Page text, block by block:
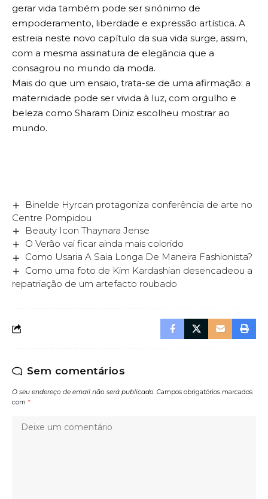
gerar vida também pode ser sinónimo de
empoderamento, liberdade e expressão artística. A
estreia neste novo capítulo da sua vida surge, assim,
com a mesma assinatura de elegância que a
consagrou no mundo da moda.
Mais do que um ensaio, trata-se de uma afirmação: a
maternidade pode ser vivida à luz, com orgulho e
beleza como Sharam Diniz escolheu mostrar ao
mundo.
Binelde Hyrcan protagoniza conferência de arte no
Centre Pompidou
Beauty Icon Thaynara Jense
O Verão vai ficar ainda mais colorido
Como Usaria A Saia Longa De Maneira Fashionista?
Como uma foto de Kim Kardashian desencadeou a
repatriação de um artefacto roubado
Sem comentários
O seu endereço de email não será publicado. Campos obrigatórios marcados
com *